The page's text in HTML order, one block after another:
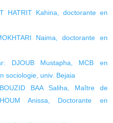
HATRIT Kahina, doctorante en
Naima, doctorante en
DJOUB Mustapha, MCB en
sociologie, univ. Bejaia
BAA Saliha, Maître de
Anissa, Doctorante en